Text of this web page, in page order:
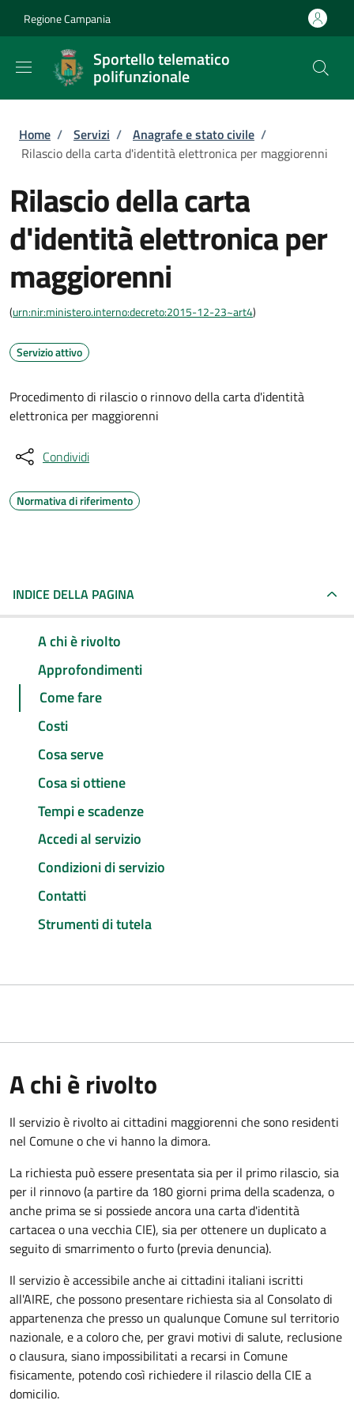
Regione Campania
Sportello telematico
polifunzionale
Briciole di pane
Home / Servizi / Anagrafe e stato civile /
Rilascio della carta d'identità elettronica per maggiorenni
Rilascio della carta
d'identità elettronica per
maggiorenni
(urn:nir:ministero.interno:decreto:2015-12-23~art4)
Servizio attivo
Procedimento di rilascio o rinnovo della carta d'identità
elettronica per maggiorenni
Condividi
Normativa di riferimento
INDICE DELLA PAGINA
A chi è rivolto
Approfondimenti
Come fare
Costi
Cosa serve
Cosa si ottiene
Tempi e scadenze
Accedi al servizio
Condizioni di servizio
Contatti
Strumenti di tutela
A chi è rivolto
Il servizio è rivolto ai cittadini maggiorenni che sono residenti
nel Comune o che vi hanno la dimora.
La richiesta può essere presentata sia per il primo rilascio, sia
per il rinnovo (a partire da 180 giorni prima della scadenza, o
anche prima se si possiede ancora una carta d'identità
cartacea o una vecchia CIE), sia per ottenere un duplicato a
seguito di smarrimento o furto (previa denuncia).
Il servizio è accessibile anche ai cittadini italiani iscritti
all'AIRE, che possono presentare richiesta sia al Consolato di
appartenenza che presso un qualunque Comune sul territorio
nazionale, e a coloro che, per gravi motivi di salute, reclusione
o clausura, siano impossibilitati a recarsi in Comune
fisicamente, potendo così richiedere il rilascio della CIE a
domicilio.